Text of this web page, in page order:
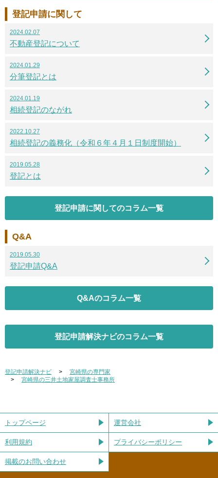
登記申請に関して
2024.02.07
不動産登記について
2024.01.29
分筆登記とは
2024.01.19
相続登記のながれ
2022.10.27
相続登記の義務化（令和６年４月１日制度開始）
2019.05.28
登記とは
登記申請に関してのコラム一覧
Q&A
2019.05.30
登記申請Q&A
Q&Aのコラム一覧
登記申請解決ナビのコラム一覧
登記申請解決ナビ
宮崎県の専門家
宮崎県の三井土地家屋調査士事務所
トップページ 運営会社
利用規約 プライバシーポリシー
掲載のお問い合わせ